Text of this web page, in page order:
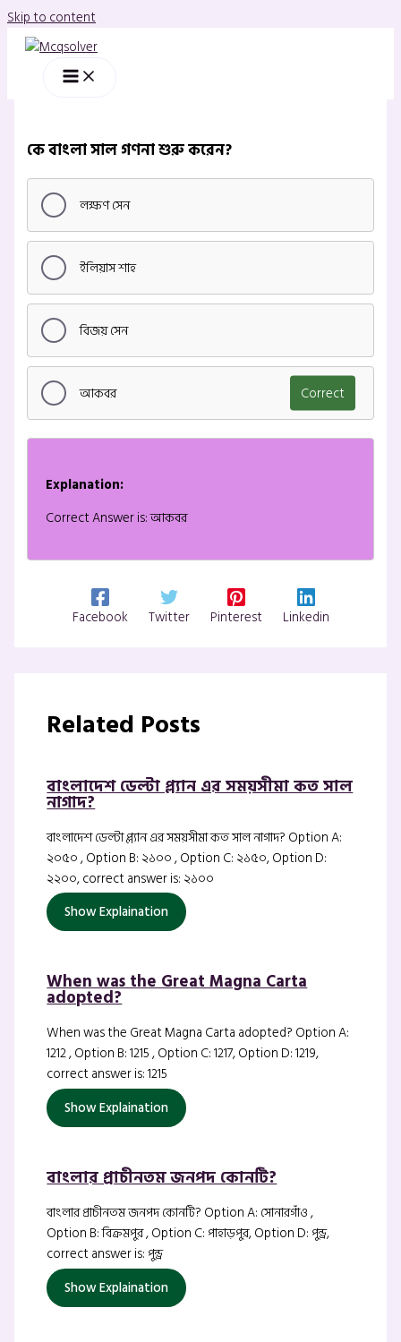
Skip to content
কে বাংলা সাল গণনা শুরু করেন?
লক্ষণ সেন
ইলিয়াস শাহ
বিজয় সেন
আকবর Correct
Explanation:
Correct Answer is: আকবর
Facebook Twitter Pinterest Linkedin
Related Posts
বাংলাদেশ ডেল্টা প্ল্যান এর সময়সীমা কত সাল
নাগাদ?
বাংলাদেশ ডেল্টা প্ল্যান এর সময়সীমা কত সাল নাগাদ? Option A:
২০৫০ , Option B: ২১০০ , Option C: ২১৫০, Option D:
২২০০, correct answer is: ২১০০
Show Explaination
When was the Great Magna Carta
adopted?
When was the Great Magna Carta adopted? Option A:
1212 , Option B: 1215 , Option C: 1217, Option D: 1219,
correct answer is: 1215
Show Explaination
বাংলার প্রাচীনতম জনপদ কোনটি?
বাংলার প্রাচীনতম জনপদ কোনটি? Option A: সোনারগাঁও ,
Option B: বিক্রমপুর , Option C: পাহাড়পুর, Option D: পুন্ড্র,
correct answer is: পুন্ড্র
Show Explaination